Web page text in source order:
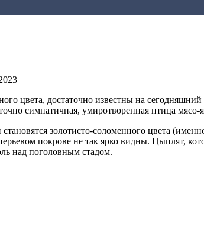
цвета, достаточно известны на
симпатичная, умиротворенная птица мясо-
золотисто-соломенного цвета
покрове не так ярко видны. Цыплят,
над поголовным стадом.